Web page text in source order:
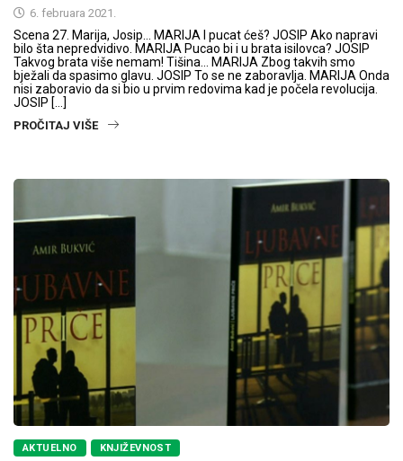
6. februara 2021.
Scena 27. Marija, Josip… MARIJA I pucat ćeš? JOSIP Ako napravi
bilo šta nepredvidivo. MARIJA Pucao bi i u brata isilovca? JOSIP
Takvog brata više nemam! Tišina… MARIJA Zbog takvih smo
bježali da spasimo glavu. JOSIP To se ne zaboravlja. MARIJA Onda
nisi zaboravio da si bio u prvim redovima kad je počela revolucija.
JOSIP […]
PROČITAJ VIŠE
AKTUELNO KNJIŽEVNOST